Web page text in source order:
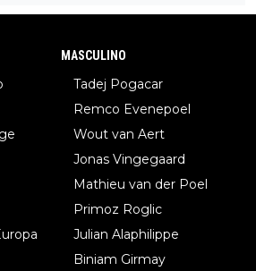
lógica): 1) A decisão de levar a corri
boa classificação, vou aproveitar p
o que Nelson Piquet fez no GP de P
hipóteses de lutar pelos pontos na corri
no carro, como se faz nas sessões d
para testá-las em ambiente re
patrocinador (Red Bull, por exempl
do número de etapas que terminar, por
motivo para terminar, seja em que luga
MASCULINO
Tadej Pogacar
Remco Evenepoel
Wout van Aert
Jonas Vingegaard
Mathieu van der Poel
Primoz Roglic
Julian Alaphilippe
Biniam Girmay